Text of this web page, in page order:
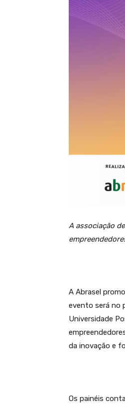
A associação
A Abrasel
evento será no
Universidade
da inovação e
Os painéis